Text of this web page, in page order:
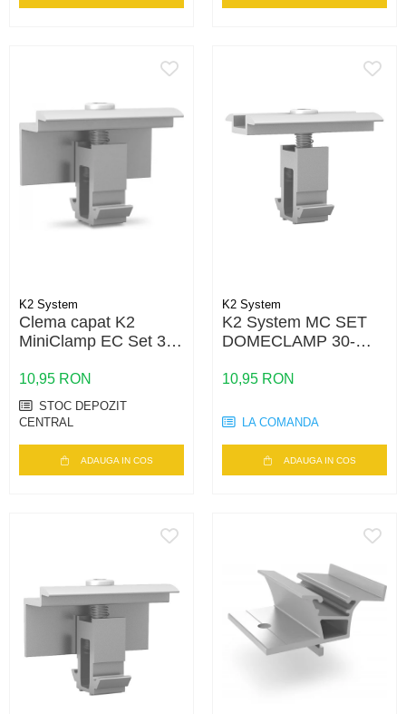
K2 System
Clema capat K2
MiniClamp EC Set 30-
50mm, MiniRail
10,95 RON
STOC DEPOZIT
CENTRAL
ADAUGA IN COS
K2 System
K2 System MC SET
DOMECLAMP 30-
UNIVERSAL
10,95 RON
LA COMANDA
ADAUGA IN COS